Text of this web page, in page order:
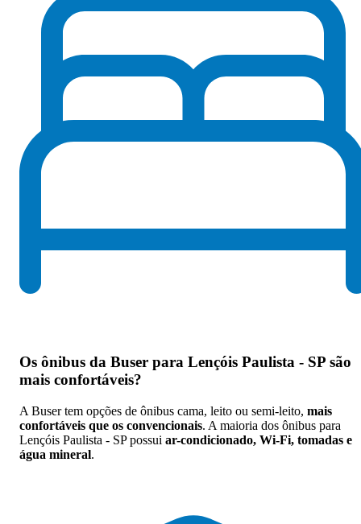
Os ônibus da Buser para Lençóis Paulista - SP são
mais confortáveis?
A Buser tem opções de ônibus cama, leito ou semi-leito, mais
confortáveis que os convencionais. A maioria dos ônibus para
Lençóis Paulista - SP possui ar-condicionado, Wi-Fi, tomadas e
água mineral.